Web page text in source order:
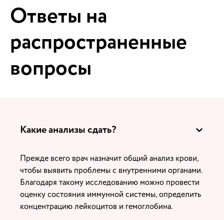
Ответы на
распространенные
вопросы
Какие анализы сдать?
Прежде всего врач назначит общий анализ крови,
чтобы выявить проблемы с внутренними органами.
Благодаря такому исследованию можно провести
оценку состояния иммунной системы, определить
концентрацию лейкоцитов и гемоглобина.